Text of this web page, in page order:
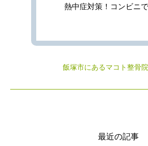
熱中症対策！コンビニ
飯塚市にあるマコト整骨院
最近の記事